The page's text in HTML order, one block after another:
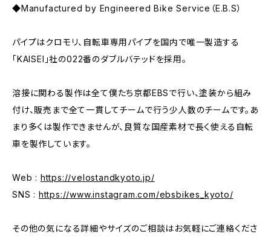
◆Manufactured by Engineered Bike Service（E.B.S）
パイプはクロモリ、自転車専用パイプを国内で唯一製造する
「KAISEI」社の022番のダブルバテッドを採用。
溶接に関わる製作は全て僕たち京都EBSで行い、塗装から組み
付け、販売まで全て一貫してチームで行う少人数のチームです。あ
まり多くは製作できませんが、良質な国産素材で長く使える自転
車を製作しています。
Web : https://velostandkyoto.jp/
SNS : https://www.instagram.com/ebsbikes_kyoto/
その他の気になる詳細やサイズのご相談はお気軽にご連絡くださ